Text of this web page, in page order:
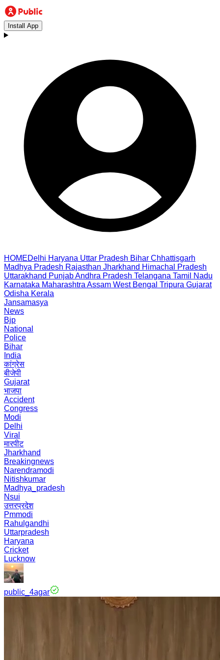
Install App
HOMEDelhi Haryana Uttar Pradesh Bihar Chhattisgarh
Madhya Pradesh Rajasthan Jharkhand Himachal Pradesh
Uttarakhand PunjabAndhra Pradesh Telangana Tamil Nadu
Karnataka Maharashtra Assam West Bengal Tripura Gujarat
Odisha Kerala
Jansamasya
News
Bjp
National
Police
Bihar
India
कांग्रेस
बीजेपी
Gujarat
भाजपा
Accident
Congress
Modi
Delhi
Viral
मारपीट
Jharkhand
Breakingnews
Narendramodi
Nitishkumar
Madhya_pradesh
Nsui
उत्तरप्रदेश
Pmmodi
Rahulgandhi
Uttarpradesh
Haryana
Cricket
Lucknow
public_4agar